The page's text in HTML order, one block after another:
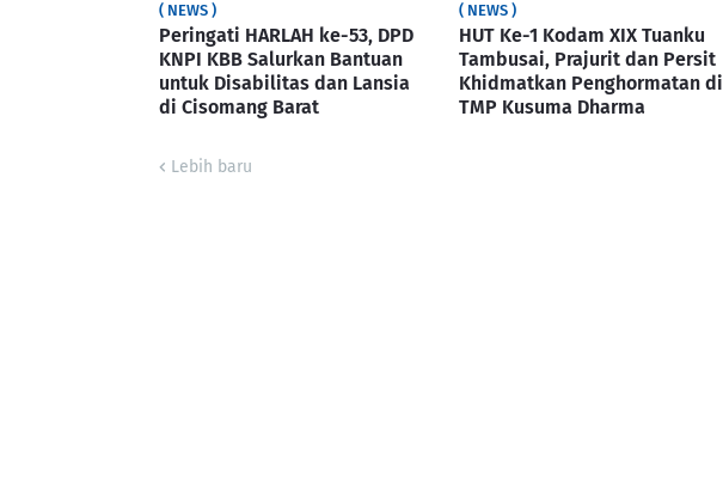
( NEWS )
Peringati HARLAH ke-53, DPD
KNPI KBB Salurkan Bantuan
untuk Disabilitas dan Lansia
di Cisomang Barat
( NEWS )
HUT Ke-1 Kodam XIX Tuanku
Tambusai, Prajurit dan Persit
Khidmatkan Penghormatan di
TMP Kusuma Dharma
Lebih baru